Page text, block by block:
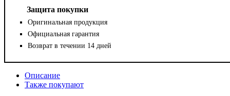
Защита покупки
Оригинальная продукция
Официальная гарантия
Возврат в течении 14 дней
Описание
Также покупают